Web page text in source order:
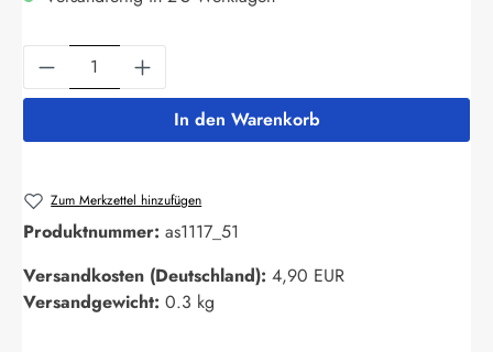
Produkt Anzahl: Gib den gewünschten
In den Warenkorb
Zum Merkzettel hinzufügen
Produktnummer: as1117_51
Versandkosten (Deutschland): 4,90 EUR
Versandgewicht: 0.3 kg